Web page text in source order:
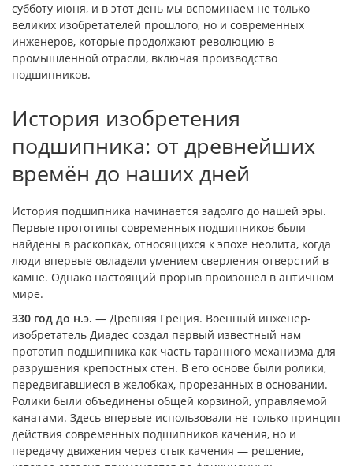
субботу июня, и в этот день мы вспоминаем не только
великих изобретателей прошлого, но и современных
инженеров, которые продолжают революцию в
промышленной отрасли, включая производство
подшипников.
История изобретения
подшипника: от древнейших
времён до наших дней
История подшипника начинается задолго до нашей эры.
Первые прототипы современных подшипников были
найдены в раскопках, относящихся к эпохе неолита, когда
люди впервые овладели умением сверления отверстий в
камне. Однако настоящий прорыв произошёл в античном
мире.
330 год до н.э. — Древняя Греция. Военный инженер-
изобретатель Диадес создал первый известный нам
прототип подшипника как часть таранного механизма для
разрушения крепостных стен. В его основе были ролики,
передвигавшиеся в желобках, прорезанных в основании.
Ролики были объединены общей корзиной, управляемой
канатами. Здесь впервые использовали не только принцип
действия современных подшипников качения, но и
передачу движения через стык качения — решение,